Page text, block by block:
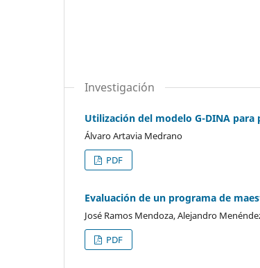
Investigación
Utilización del modelo G-DINA
Álvaro Artavia Medrano
PDF
Evaluación de un programa de
José Ramos Mendoza, Alejandro
PDF